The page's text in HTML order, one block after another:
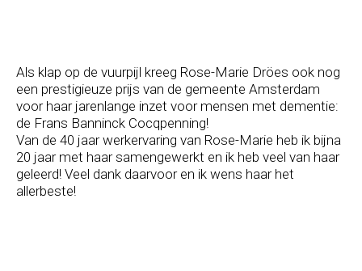
Als klap op de vuurpijl kreeg Rose-Marie Dröes ook nog
een prestigieuze prijs van de gemeente Amsterdam
voor haar jarenlange inzet voor mensen met dementie:
de Frans Banninck Cocqpenning!
Van de 40 jaar werkervaring van Rose-Marie heb ik bijna
20 jaar met haar samengewerkt en ik heb veel van haar
geleerd! Veel dank daarvoor en ik wens haar het
allerbeste!